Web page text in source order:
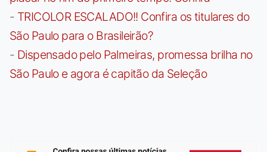
- TRICOLOR ESCALADO!! Confira os titulares do
São Paulo para o Brasileirão?
- Dispensado pelo Palmeiras, promessa brilha no
São Paulo e agora é capitão da Seleção